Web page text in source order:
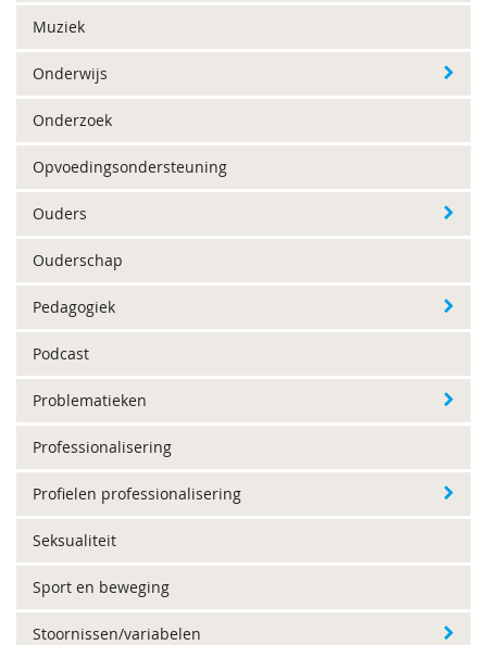
Muziek
Onderwijs
Onderzoek
Opvoedingsondersteuning
Ouders
Ouderschap
Pedagogiek
Podcast
Problematieken
Professionalisering
Profielen professionalisering
Seksualiteit
Sport en beweging
Stoornissen/variabelen